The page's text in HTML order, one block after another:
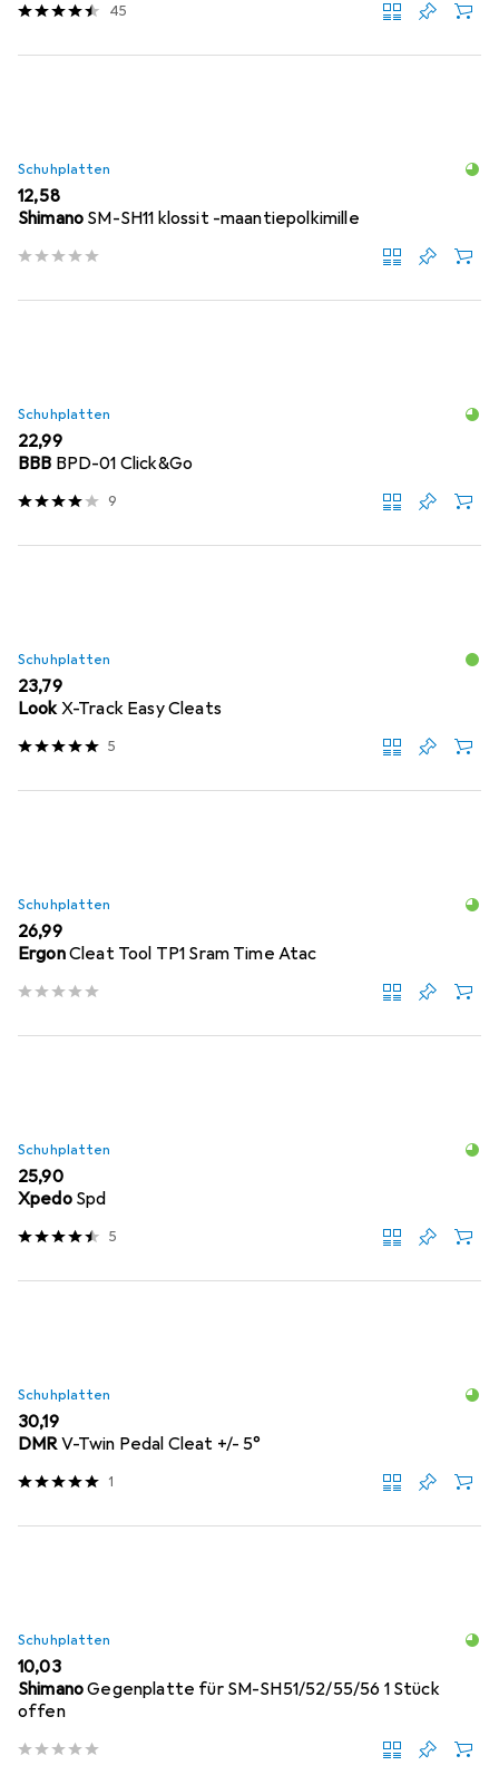
45
Schuhplatten
EUR
12,58
Shimano SM-SH11 klossit -maantiepolkimille
Schuhplatten
EUR
22,99
BBB BPD-01 Click&Go
9
Schuhplatten
EUR
23,79
LookX-Track Easy Cleats
5
Schuhplatten
EUR
26,99
ErgonCleat Tool TP1 Sram Time Atac
Schuhplatten
EUR
25,90
Xpedo Spd
5
Schuhplatten
EUR
30,19
DMRV-Twin Pedal Cleat +/- 5°
1
Schuhplatten
EUR
10,03
ShimanoGegenplatte für SM-SH51/52/55/56 1 Stück
offen